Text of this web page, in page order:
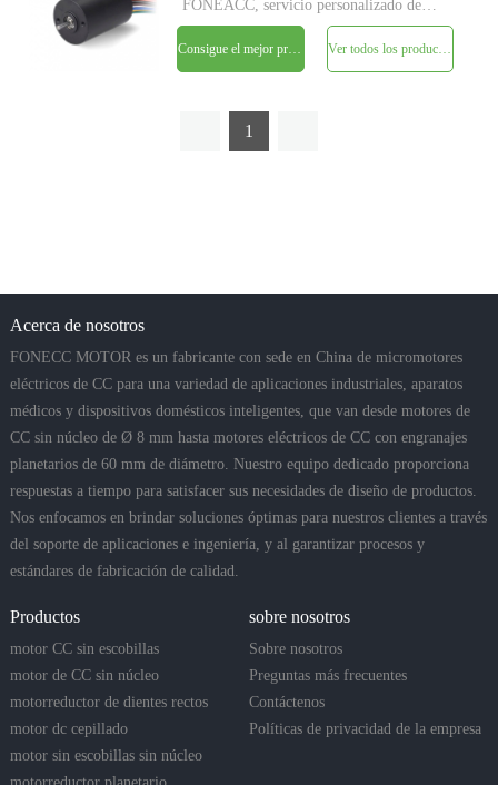
FONEACC, servicio personalizado de
parámetros disponible.
Ver todos los productos
1
Acerca de nosotros
FONECC MOTOR es un fabricante con sede en China de micromotores
eléctricos de CC para una variedad de aplicaciones industriales, aparatos
médicos y dispositivos domésticos inteligentes, que van desde motores de
CC sin núcleo de Ø 8 mm hasta motores eléctricos de CC con engranajes
planetarios de 60 mm de diámetro. Nuestro equipo dedicado proporciona
respuestas a tiempo para satisfacer sus necesidades de diseño de productos.
Nos enfocamos en brindar soluciones óptimas para nuestros clientes a través
del soporte de aplicaciones e ingeniería, y al garantizar procesos y
estándares de fabricación de calidad.
Productos
motor CC sin escobillas
motor de CC sin núcleo
motorreductor de dientes rectos
motor dc cepillado
motor sin escobillas sin núcleo
motorreductor planetario
sobre nosotros
Sobre nosotros
Preguntas más frecuentes
Contáctenos
Políticas de privacidad de la empresa